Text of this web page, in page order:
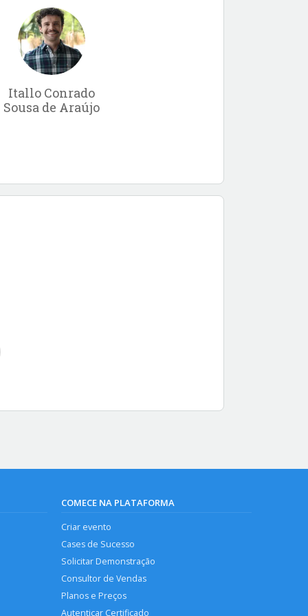
Itallo Conrado
Sousa de Araújo
COMECE NA PLATAFORMA
Criar evento
Cases de Sucesso
Solicitar Demonstração
Consultor de Vendas
Planos e Preços
Autenticar Certificado